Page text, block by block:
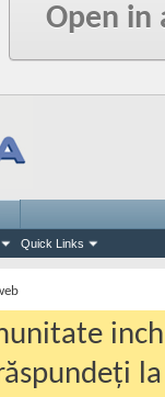
Open in
Quick Links